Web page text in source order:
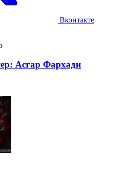
Вконтакте
Асгар Фархади